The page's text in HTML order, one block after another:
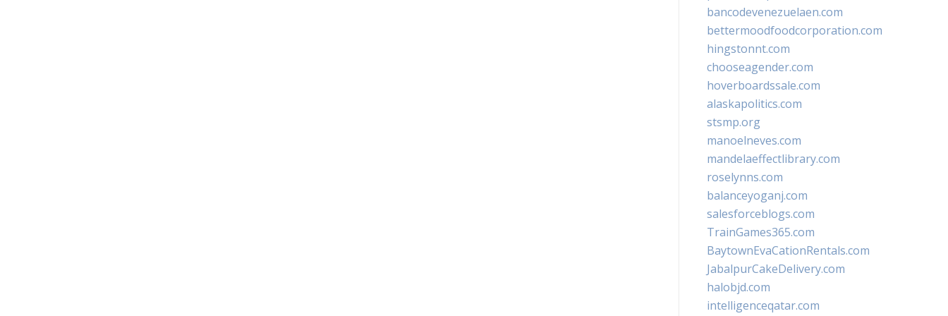
bancodevenezuelaen.com
bettermoodfoodcorporation.com
hingstonnt.com
chooseagender.com
hoverboardssale.com
alaskapolitics.com
stsmp.org
manoelneves.com
mandelaeffectlibrary.com
roselynns.com
balanceyoganj.com
salesforceblogs.com
TrainGames365.com
BaytownEvaCationRentals.com
JabalpurCakeDelivery.com
halobjd.com
intelligenceqatar.com